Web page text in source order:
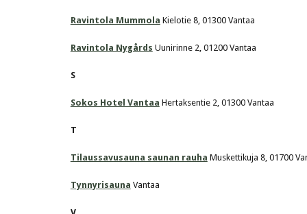
Ravintola Mummola Kielotie 8, 01300 Vantaa
Ravintola Nygårds Uunirinne 2, 01200 Vantaa
S
Sokos Hotel Vantaa Hertaksentie 2, 01300 Vantaa
T
Tilaussavusauna saunan rauha Muskettikuja 8, 01700
Tynnyrisauna Vantaa